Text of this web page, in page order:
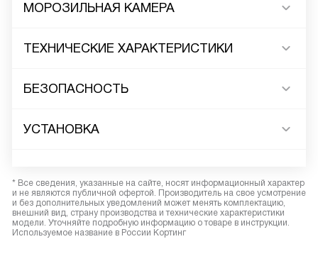
МОРОЗИЛЬНАЯ КАМЕРА
ТЕХНИЧЕСКИЕ ХАРАКТЕРИСТИКИ
БЕЗОПАСНОСТЬ
УСТАНОВКА
* Все сведения, указанные на сайте, носят информационный характер
и не являются публичной офертой. Производитель на свое усмотрение
и без дополнительных уведомлений может менять комплектацию,
внешний вид, страну производства и технические характеристики
модели. Уточняйте подробную информацию о товаре в инструкции.
Используемое название в России Кортинг